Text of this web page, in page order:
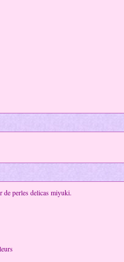
de perles delicas miyuki.